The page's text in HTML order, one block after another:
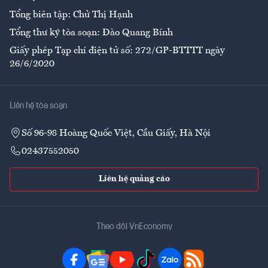
Tổng biên tập: Chử Thị Hạnh
Tổng thư ký tòa soạn: Đào Quang Bính
Giấy phép Tạp chí điện tử số: 272/GP-BTTTT ngày
26/6/2020
Liên hệ tòa soạn
Số 96-98 Hoàng Quốc Việt, Cầu Giấy, Hà Nội
02437552050
Liên hệ quảng cáo
Theo dõi VnEconomy